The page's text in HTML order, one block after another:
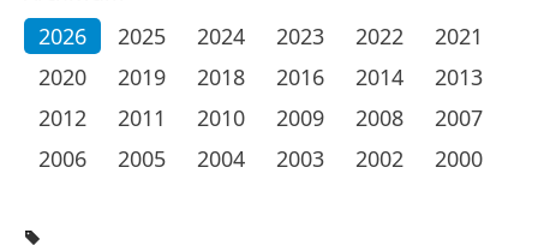
2026
2025 2024 2023 2022
2021
2020
2019 2018 2016 2014
2013
2012
2011 2010 2009 2008
2007
2006
2005 2004 2003 2002 2000